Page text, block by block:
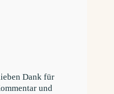
Dank für
und